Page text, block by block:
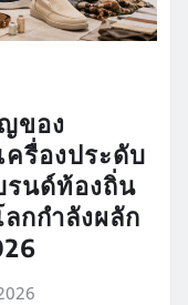
ของ
ครื่องประดับ
นด์ท้องถิ่น
กกำลังผลัก